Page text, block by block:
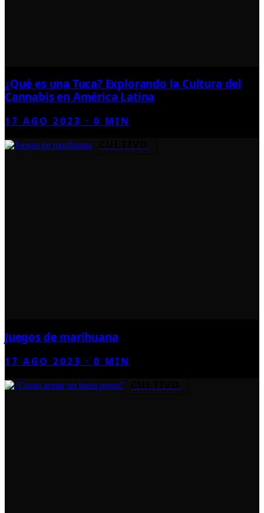
¿Qué es una Tuca? Explorando la Cultura del
Cannabis en América Latina
17 AGO 2023 ·0 MIN
Juegos de marihuana
17 AGO 2023 ·0 MIN